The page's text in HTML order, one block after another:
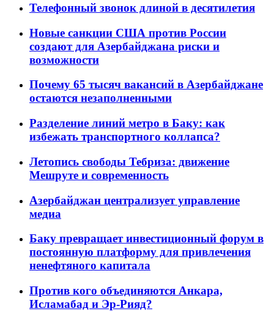
Телефонный звонок длиной в десятилетия
Новые санкции США против России
создают для Азербайджана риски и
возможности
Почему 65 тысяч вакансий в Азербайджане
остаются незаполненными
Разделение линий метро в Баку: как
избежать транспортного коллапса?
Летопись свободы Тебриза: движение
Мешруте и современность
Азербайджан централизует управление
медиа
Баку превращает инвестиционный форум в
постоянную платформу для привлечения
ненефтяного капитала
Против кого объединяются Анкара,
Исламабад и Эр-Рияд?